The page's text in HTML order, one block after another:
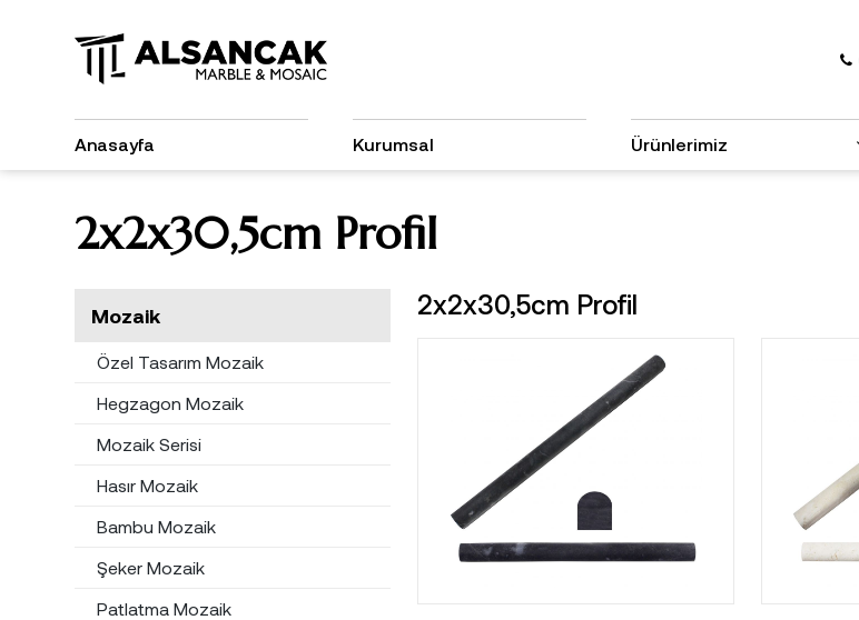
Anasayfa Kurumsal Ürünlerimiz
2x2x30,5cm Profil
Mozaik
Özel Tasarım Mozaik
Hegzagon Mozaik
Mozaik Serisi
Hasır Mozaik
Bambu Mozaik
Şeker Mozaik
Patlatma Mozaik
2x2x30,5cm Profil